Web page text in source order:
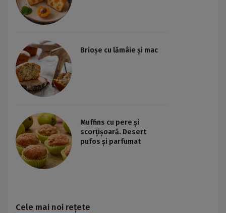
Brioșe cu lămâie și mac
Muffins cu pere și
scorțișoară. Desert
pufos și parfumat
Cele mai noi rețete